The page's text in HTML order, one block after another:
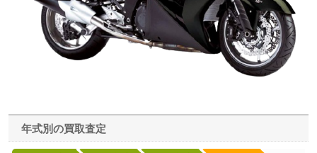
年式別の買取査定